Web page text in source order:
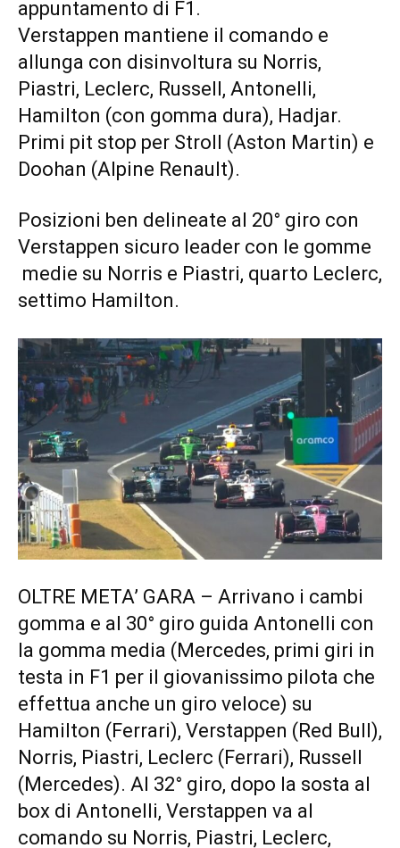
appuntamento di F1.
Verstappen mantiene il comando e
allunga con disinvoltura su Norris,
Piastri, Leclerc, Russell, Antonelli,
Hamilton (con gomma dura), Hadjar.
Primi pit stop per Stroll (Aston Martin) e
Doohan (Alpine Renault).
Posizioni ben delineate al 20° giro con
Verstappen sicuro leader con le gomme
medie su Norris e Piastri, quarto Leclerc,
settimo Hamilton.
OLTRE META’ GARA – Arrivano i cambi
gomma e al 30° giro guida Antonelli con
la gomma media (Mercedes, primi giri in
testa in F1 per il giovanissimo pilota che
effettua anche un giro veloce) su
Hamilton (Ferrari), Verstappen (Red Bull),
Norris, Piastri, Leclerc (Ferrari), Russell
(Mercedes). Al 32° giro, dopo la sosta al
box di Antonelli, Verstappen va al
comando su Norris, Piastri, Leclerc,